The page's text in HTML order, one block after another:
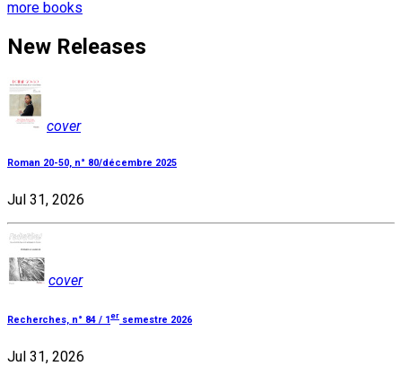
more books
New Releases
cover
Roman 20-50, n° 80/décembre 2025
Jul 31, 2026
cover
Recherches, n° 84 / 1er semestre 2026
Jul 31, 2026